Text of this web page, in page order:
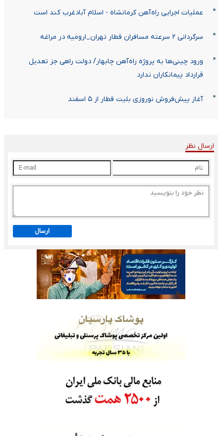
عملیات اجرایی راه‌آهن کرمانشاه - اسلام آبادغرب کند است
سرگردانی ۲ سرعته مسافران قطار تهران_ارومیه در مراغه
ورود چینی‌‌ها به پروژه راه‌‌آهن چابهار/ دولت راهی جز تعدیل
قرارداد پیمانکاران ندارد
آغاز پیش‌فروش نوروزی بلیت قطار از ۵ اسفند
ارسال نظر
ارسال